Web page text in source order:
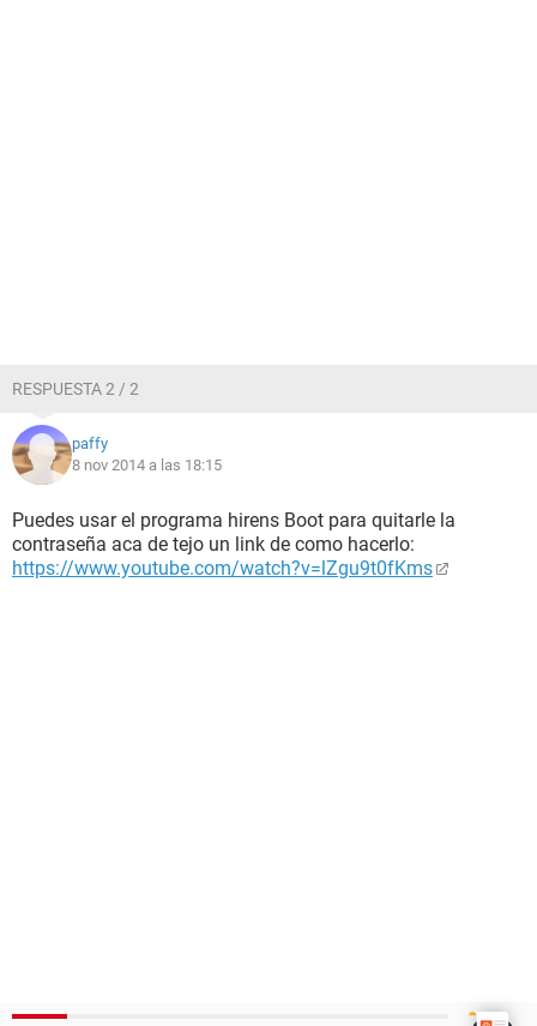
RESPUESTA 2 / 2
paffy
8 nov 2014 a las 18:15
Puedes usar el programa hirens Boot para quitarle la
contraseña aca de tejo un link de como hacerlo:
https://www.youtube.com/watch?v=lZgu9t0fKms